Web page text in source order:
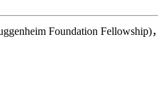
Foundation Fellowship)